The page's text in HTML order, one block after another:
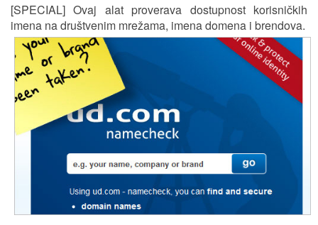
[SPECIAL] Ovaj alat proverava dostupnost korisničkih
imena na društvenim mrežama, imena domena i brendova.